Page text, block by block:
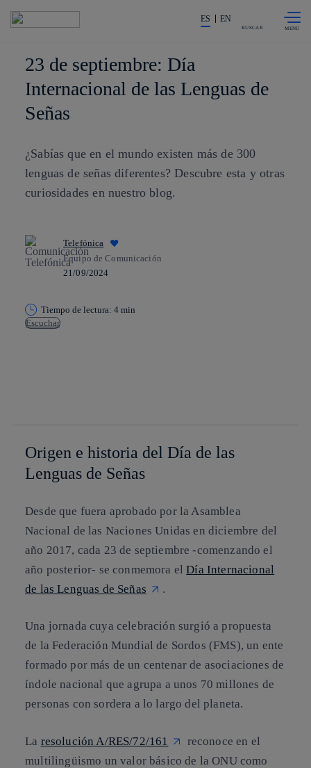
La acción en accionistas e
ES EN
BUSCAR
23 de septiembre: Día
Internacional de las Lenguas de
Señas
¿Sabías que en el mundo existen más de 300
lenguas de señas diferentes? Descubre esta y otras
curiosidades en nuestro blog.
Telefónica
Equipo de Comunicación
21/09/2024
Tiempo de lectura: 4 min
Escuchar
Origen e historia del Día de las
Lenguas de Señas
Desde que fuera aprobado por la Asamblea
Nacional de las Naciones Unidas en diciembre del
año 2017, cada 23 de septiembre -comenzando el
año posterior- se conmemora elDía Internacional
de las Lenguas de Señas
.
Una jornada cuya celebración surgió a propuesta
de la Federación Mundial de Sordos (FMS), un ente
formado por más de un centenar de asociaciones de
índole nacional que agrupa a unos 70 millones de
personas con sordera a lo largo del planeta.
La resolución A/RES/72/161
reconoce en el
multilingüismo un valor básico de la ONU como